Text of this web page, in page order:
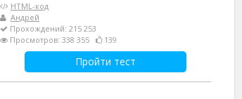
HTML-код
Андрей
Прохождений: 215 253
Просмотров: 338 355
139
Пройти тест